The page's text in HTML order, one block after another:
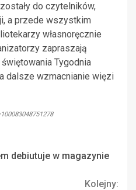
do czytelników,
a przede wszystkim
własnoręcznie
zapraszają
Tygodnia
dalsze wzmacnianie więzi
debiutuje w magazynie
Kolejny: